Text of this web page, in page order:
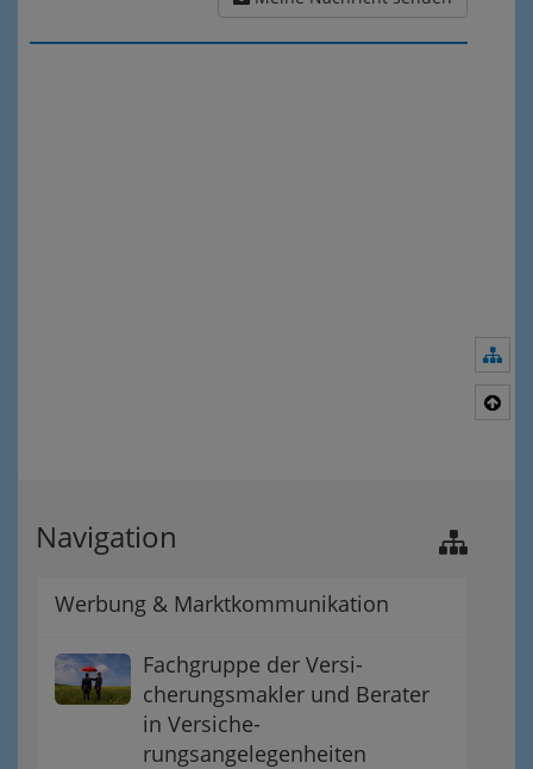
Navigation
Werbung & Marktkommunikation
Fachgruppe der Versi-
cherungsmakler und Berater
in Versiche-
rungsangelegenheiten